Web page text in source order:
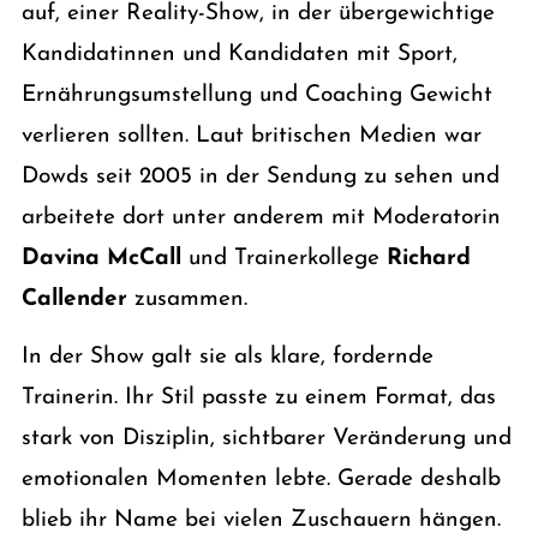
auf, einer Reality-Show, in der übergewichtige
Kandidatinnen und Kandidaten mit Sport,
Ernährungsumstellung und Coaching Gewicht
verlieren sollten. Laut britischen Medien war
Dowds seit 2005 in der Sendung zu sehen und
arbeitete dort unter anderem mit Moderatorin
Davina McCall
und Trainerkollege Richard
Callender zusammen.
In der Show galt sie als klare, fordernde
Trainerin. Ihr Stil passte zu einem Format, das
stark von Disziplin, sichtbarer Veränderung und
emotionalen Momenten lebte. Gerade deshalb
blieb ihr Name bei vielen Zuschauern hängen.